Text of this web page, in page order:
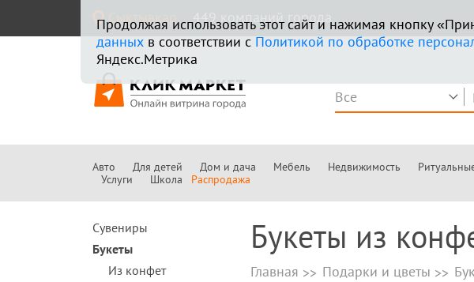
449 компаний города
Авто Для детей Дом и дача Мебель Недвижимость
Услуги
Школа Распродажа
Продолжая использовать этот сайт и нажимая кнопку
данных в соответствии с Политикой по обработке
Яндекс.Метрика
Сувениры
Букеты
Из конфет
Букеты из
Главная Подарки и цветы